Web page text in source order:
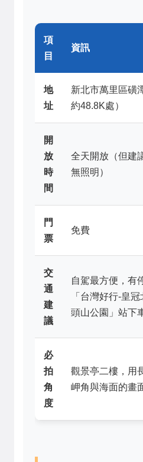
項
目
資訊
地
址
新北市萬里區磺
約48.8K處）
開
放
時
間
全天開放（但建
無照明）
門
票
免費
交
通
建
議
自駕最方便，有
「台灣好行-皇
頭山公園」站下
必
拍
角
度
觀景亭二樓，用
岬角與海面的畫